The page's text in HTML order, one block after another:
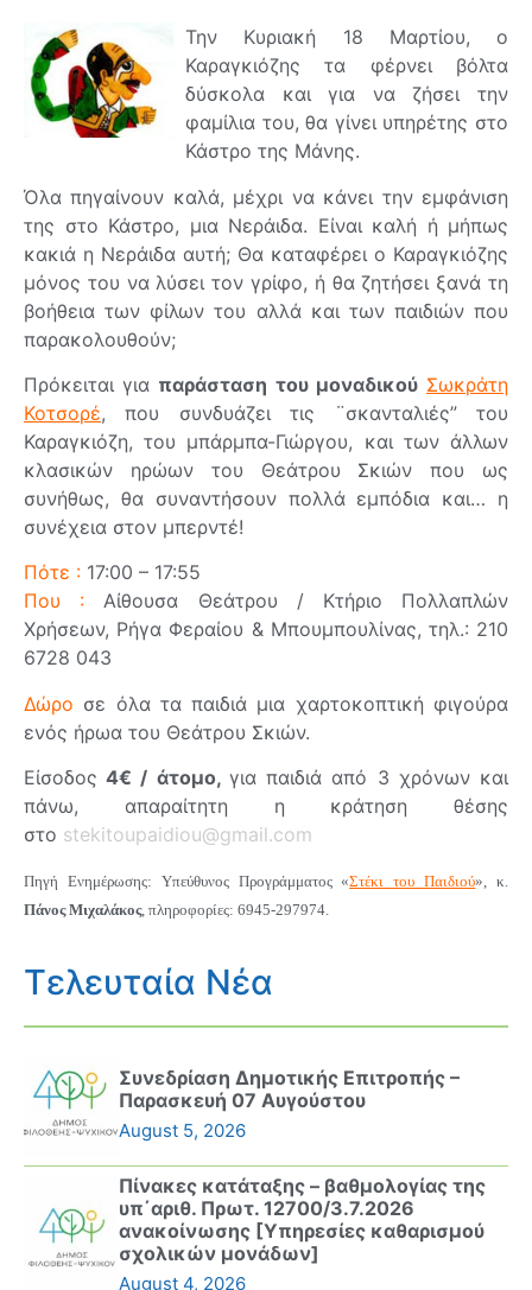
Την Κυριακή 18 Μαρτίου, ο
Καραγκιόζης τα φέρνει βόλτα
δύσκολα και για να ζήσει την
φαμίλια του, θα γίνει υπηρέτης στο
Κάστρο της Μάνης.
Όλα πηγαίνουν καλά, μέχρι να κάνει την εμφάνιση
της στο Κάστρο, μια Νεράιδα. Είναι καλή ή μήπως
κακιά η Νεράιδα αυτή; Θα καταφέρει ο Καραγκιόζης
μόνος του να λύσει τον γρίφο, ή θα ζητήσει ξανά τη
βοήθεια των φίλων του αλλά και των παιδιών που
παρακολουθούν;
Πρόκειται για παράσταση του μοναδικού Σωκράτη
Κοτσορέ, που συνδυάζει τις ¨σκανταλιές” του
Καραγκιόζη, του μπάρμπα-Γιώργου, και των άλλων
κλασικών ηρώων του Θεάτρου Σκιών που ως
συνήθως, θα συναντήσουν πολλά εμπόδια και… η
συνέχεια στον μπερντέ!
Πότε : 17:00 – 17:55
Που : Αίθουσα Θεάτρου / Κτήριο Πολλαπλών
Χρήσεων, Ρήγα Φεραίου & Μπουμπουλίνας, τηλ.: 210
6728 043
Δώρο σε όλα τα παιδιά μια χαρτοκοπτική φιγούρα
ενός ήρωα του Θεάτρου Σκιών.
Είσοδος 4€ / άτομο, για παιδιά από 3 χρόνων και
πάνω, απαραίτητη η κράτηση θέσης
στο stekitoupaidiou@gmail.com
Πηγή Ενημέρωσης: Υπεύθυνος Προγράμματος «Στέκι του Παιδιού», κ.
Πάνος Μιχαλάκος, πληροφορίες: 6945-297974.
Τελευταία Νέα
Συνεδρίαση Δημοτικής Επιτροπής –
Παρασκευή 07 Αυγούστου
August 5, 2026
Πίνακες κατάταξης – βαθμολογίας της
υπ΄αριθ. Πρωτ. 12700/3.7.2026
ανακοίνωσης [Υπηρεσίες καθαρισμού
σχολικών μονάδων]
August 4, 2026